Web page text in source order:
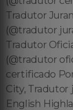
Tradutor
(@tradutor
Tradutor
(@tradutor
certificado
City,
English